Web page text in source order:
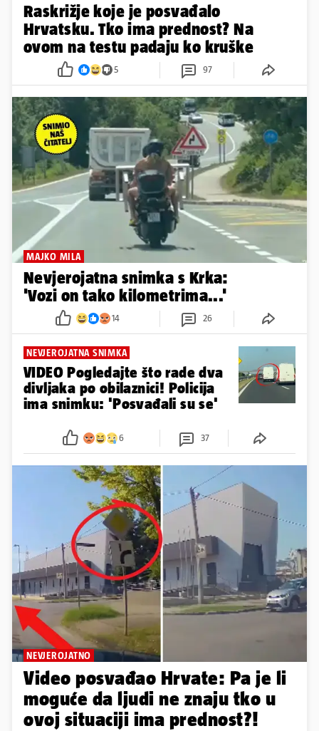
Raskrižje koje je posvađalo
Hrvatsku. Tko ima prednost? Na
ovom na testu padaju ko kruške
5 97
MAJKO MILA
Nevjerojatna snimka s Krka:
'Vozi on tako kilometrima...'
14 26
NEVJEROJATNA SNIMKA
VIDEO Pogledajte što rade dva
divljaka po obilaznici! Policija
ima snimku: 'Posvađali su se'
6 37
NEVJEROJATNO
Video posvađao Hrvate: Pa je li
moguće da ljudi ne znaju tko u
ovoj situaciji ima prednost?!